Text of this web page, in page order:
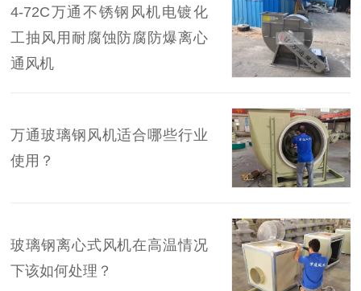
4-72C万通不锈钢风机电镀化
工抽风用耐腐蚀防腐防爆离心
通风机
万通玻璃钢风机适合哪些行业
使用？
玻璃钢离心式风机在高温情况
下该如何处理？